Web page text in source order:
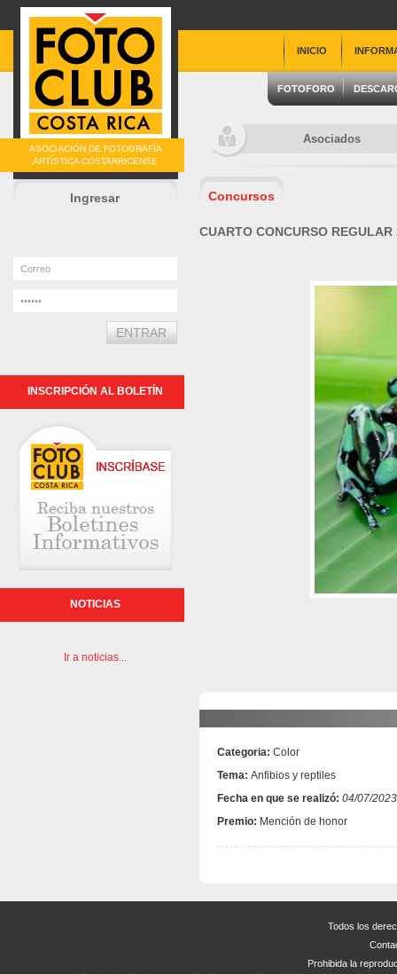
ASOCIACIÓN DE FOTOGRAFÍA
ARTÍSTICA COSTARRICENSE
INICIO
FOTOFORO
Ingresar
INSCRIPCIÓN AL BOLETÍN
NOTICIAS
Ir a noticias...
Asociados
Concursos
CUARTO CONCURSO REGULAR
Categoria: Color
Tema: Anfibios y reptiles
Fecha en que se realizó: 04/07/2023
Premio: Mención de honor
Todos los
Prohibida la